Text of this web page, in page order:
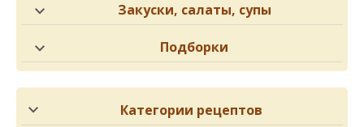
Закуски, салаты, супы
Подборки
Категории рецептов